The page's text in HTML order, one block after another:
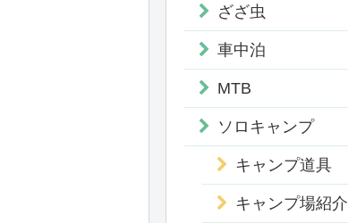
ざざ虫
車中泊
MTB
ソロキャンプ
キャンプ道具
キャンプ場紹介